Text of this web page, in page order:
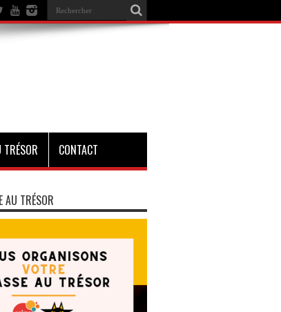
CONTACT
AU TRÉSOR